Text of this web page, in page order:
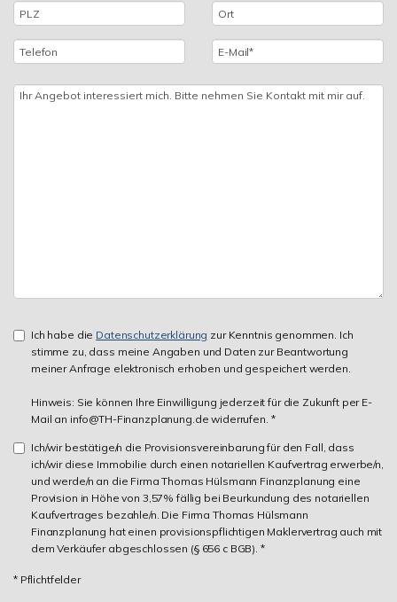
Ich habe die Datenschutzerklärung zur Kenntnis genommen. Ich
stimme zu, dass meine Angaben und Daten zur Beantwortung
meiner Anfrage elektronisch erhoben und gespeichert werden.
Hinweis: Sie können Ihre Einwilligung jederzeit für die Zukunft per E-
Mail an info@TH-Finanzplanung.de widerrufen. *
Ich/wir bestätige/n die Provisionsvereinbarung für den Fall, dass
ich/wir diese Immobilie durch einen notariellen Kaufvertrag erwerbe/n,
und werde/n an die Firma Thomas Hülsmann Finanzplanung eine
Provision in Höhe von 3,57% fällig bei Beurkundung des notariellen
Kaufvertrages bezahle/n. Die Firma Thomas Hülsmann
Finanzplanung hat einen provisionspflichtigen Maklervertrag auch mit
dem Verkäufer abgeschlossen (§ 656 c BGB). *
* Pflichtfelder